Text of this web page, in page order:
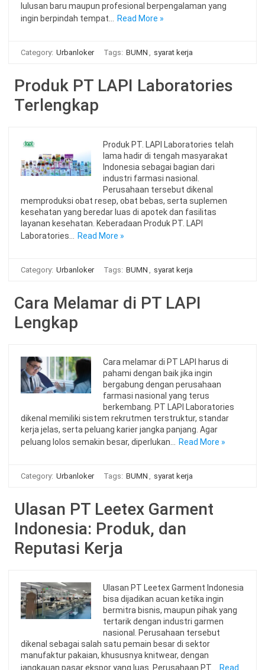
lulusan baru maupun profesional berpengalaman yang
ingin berpindah tempat…
Read More »
Category: Urbanloker Tags: BUMN syarat kerja
Produk PT LAPI Laboratories
Terlengkap
Produk PT. LAPI Laboratories telah
lama hadir di tengah masyarakat
Indonesia sebagai bagian dari
industri farmasi nasional.
Perusahaan tersebut dikenal
memproduksi obat resep, obat bebas, serta suplemen
kesehatan yang beredar luas di apotek dan fasilitas
layanan kesehatan. Keberadaan Produk PT. LAPI
Laboratories…
Read More »
Category: Urbanloker Tags: BUMN syarat kerja
Cara Melamar di PT LAPI
Lengkap
Cara melamar di PT LAPI harus di
pahami dengan baik jika ingin
bergabung dengan perusahaan
farmasi nasional yang terus
berkembang. PT LAPI Laboratories
dikenal memiliki sistem rekrutmen terstruktur, standar
kerja jelas, serta peluang karier jangka panjang. Agar
peluang lolos semakin besar, diperlukan…
Read More »
Category: Urbanloker Tags: BUMN syarat kerja
Ulasan PT Leetex Garment
Indonesia: Produk, dan
Reputasi Kerja
Ulasan PT Leetex Garment Indonesia
bisa dijadikan acuan ketika ingin
bermitra bisnis, maupun pihak yang
tertarik dengan industri garmen
nasional. Perusahaan tersebut
dikenal sebagai salah satu pemain besar di sektor
manufaktur pakaian, khususnya knitwear, dengan
jangkauan pasar ekspor yang luas. Perusahaan PT…
Read